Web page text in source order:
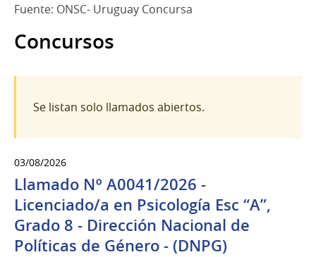
Fuente: ONSC- Uruguay Concursa
Concursos
Se listan solo llamados abiertos.
03/08/2026
Llamado Nº A0041/2026 -
Licenciado/a en Psicología Esc “A”,
Grado 8 - Dirección Nacional de
Políticas de Género - (DNPG)